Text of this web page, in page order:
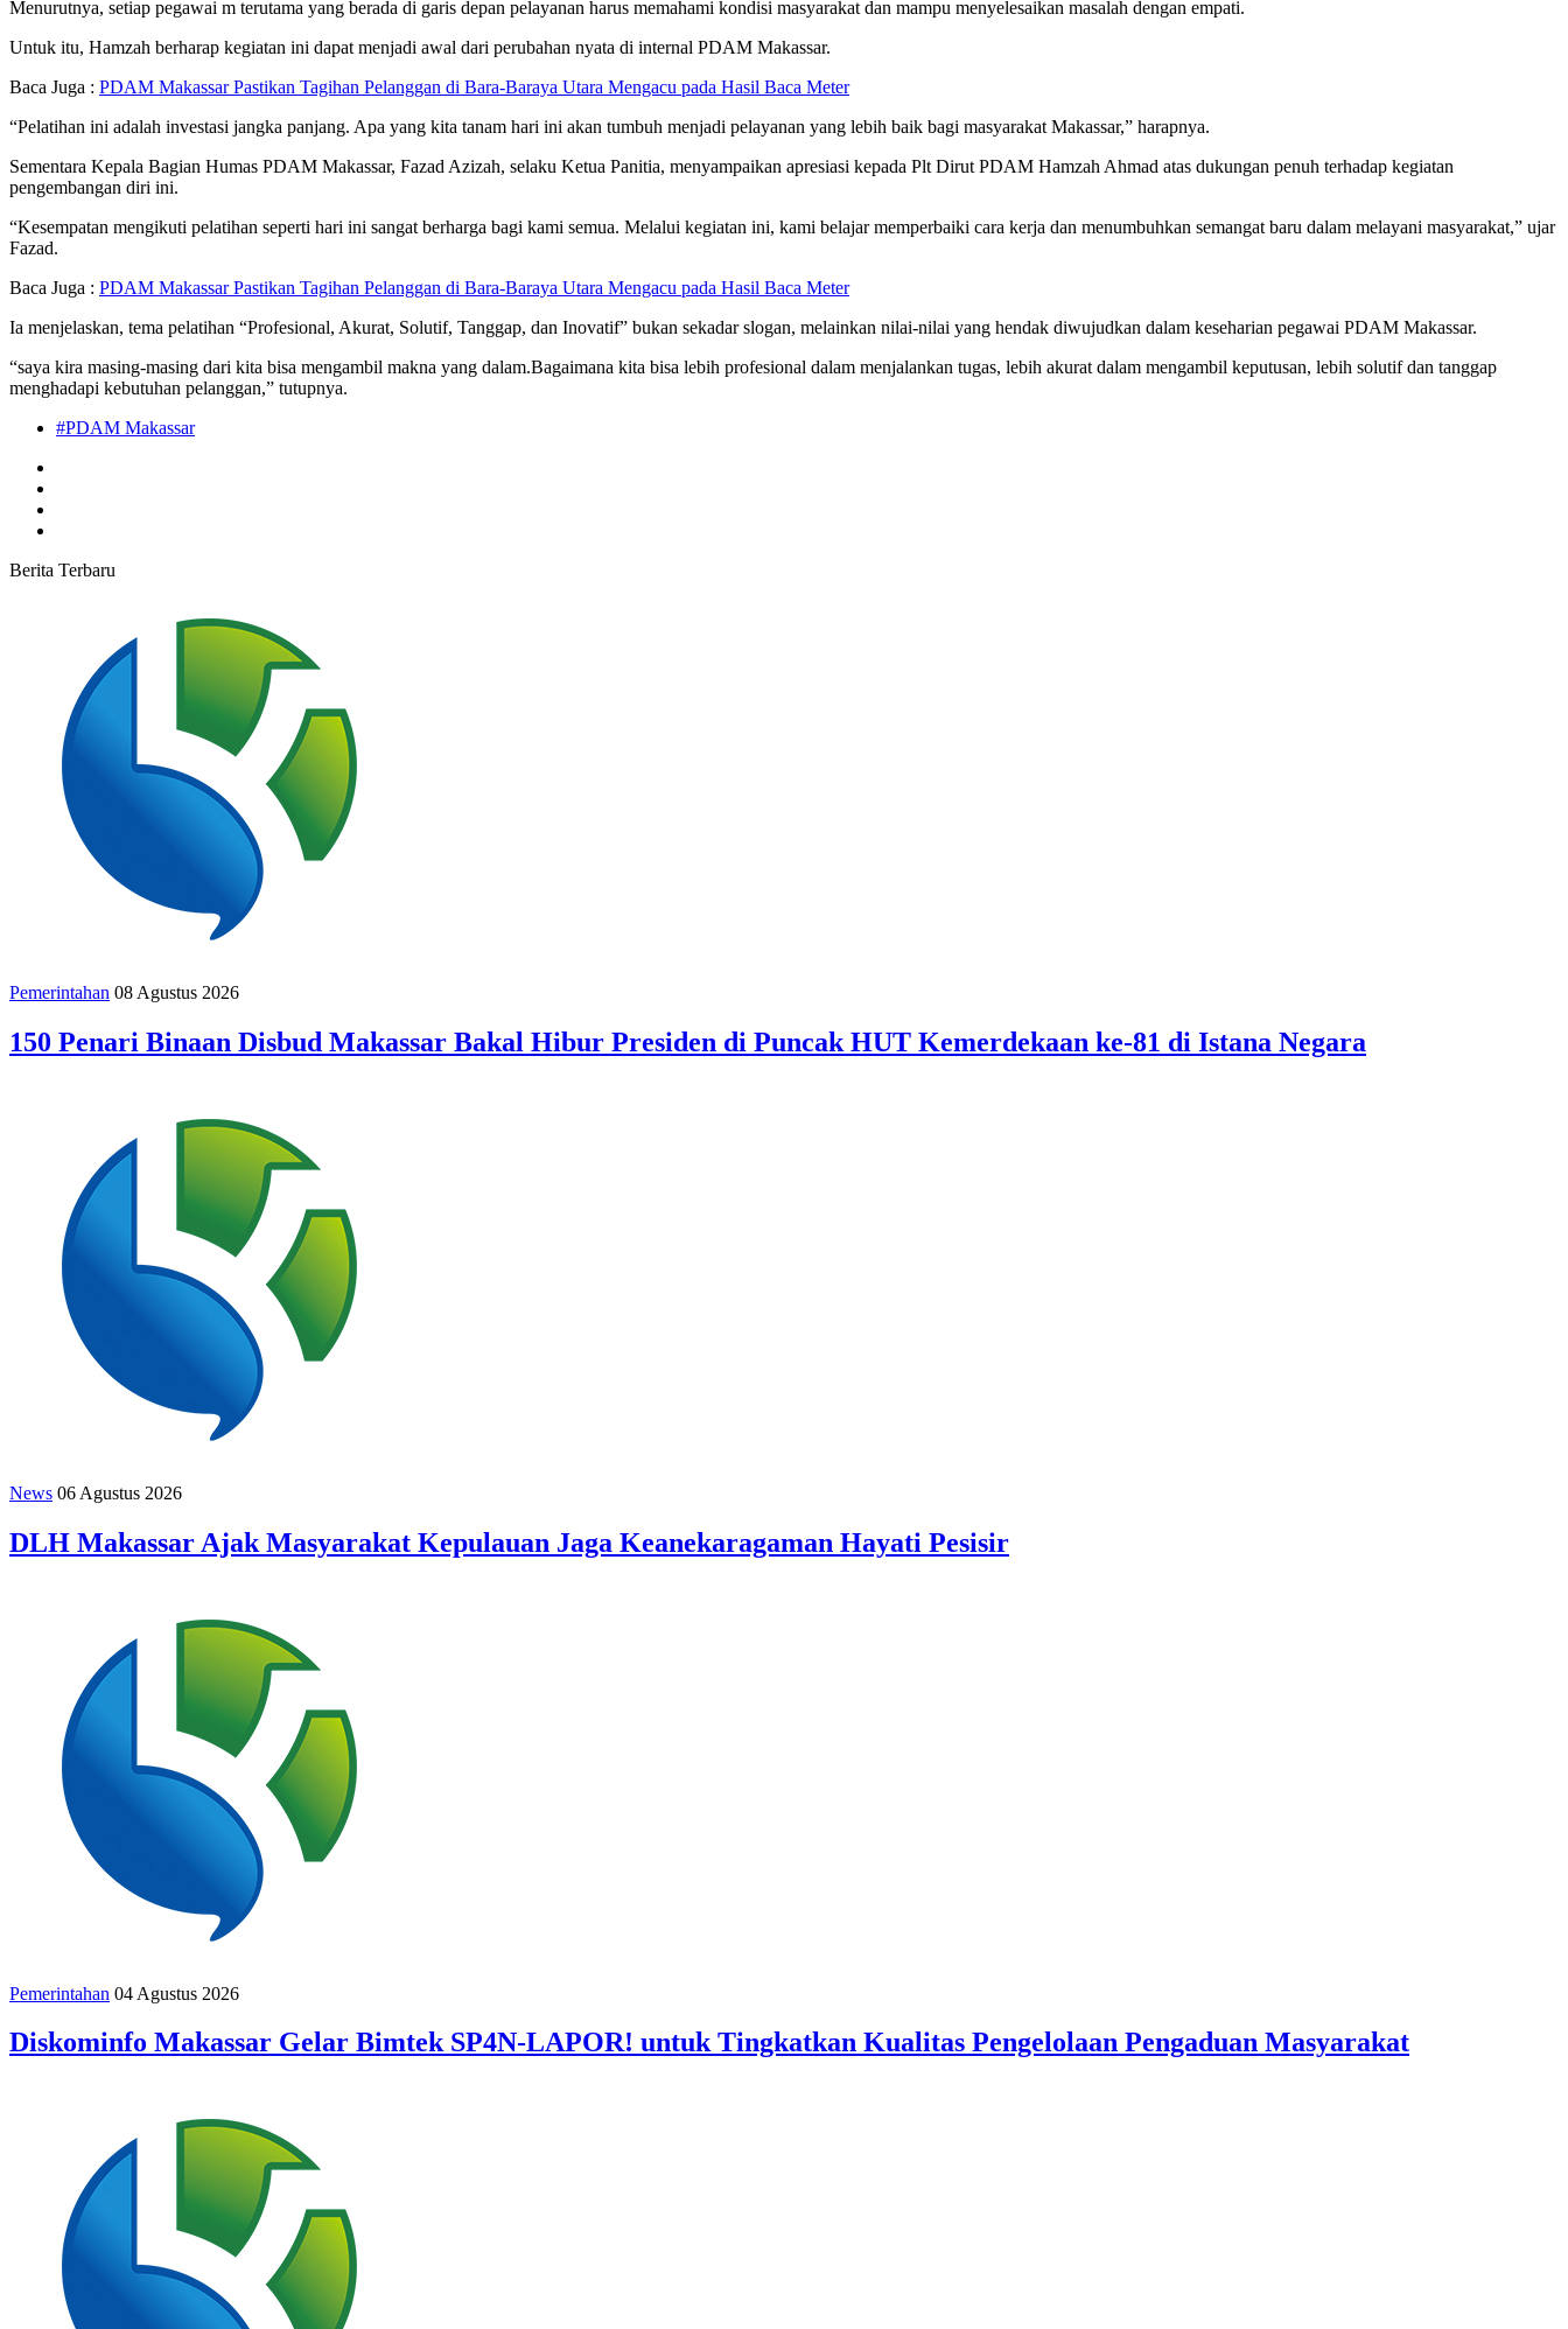
Menurutnya, setiap pegawai m terutama yang berada di garis depan pelayanan harus memahami kondisi masyarakat dan mampu menyelesaikan masalah dengan empati.
Untuk itu, Hamzah berharap kegiatan ini dapat menjadi awal dari perubahan nyata di internal PDAM Makassar.
Baca Juga : PDAM Makassar Pastikan Tagihan Pelanggan di Bara-Baraya Utara Mengacu pada Hasil Baca Meter
“Pelatihan ini adalah investasi jangka panjang. Apa yang kita tanam hari ini akan tumbuh menjadi pelayanan yang lebih baik bagi masyarakat Makassar,” harapnya.
Sementara Kepala Bagian Humas PDAM Makassar, Fazad Azizah, selaku Ketua Panitia, menyampaikan apresiasi kepada Plt Dirut PDAM Hamzah Ahmad atas dukungan penuh terhadap kegiatan
pengembangan diri ini.
“Kesempatan mengikuti pelatihan seperti hari ini sangat berharga bagi kami semua. Melalui kegiatan ini, kami belajar memperbaiki cara kerja dan menumbuhkan semangat baru dalam melayani masyarakat,” ujar
Fazad.
Baca Juga : PDAM Makassar Pastikan Tagihan Pelanggan di Bara-Baraya Utara Mengacu pada Hasil Baca Meter
Ia menjelaskan, tema pelatihan “Profesional, Akurat, Solutif, Tanggap, dan Inovatif” bukan sekadar slogan, melainkan nilai-nilai yang hendak diwujudkan dalam keseharian pegawai PDAM Makassar.
“saya kira masing-masing dari kita bisa mengambil makna yang dalam.Bagaimana kita bisa lebih profesional dalam menjalankan tugas, lebih akurat dalam mengambil keputusan, lebih solutif dan tanggap
menghadapi kebutuhan pelanggan,” tutupnya.
#PDAM Makassar
Berita Terbaru
Pemerintahan 08 Agustus 2026
150 Penari Binaan Disbud Makassar Bakal Hibur Presiden di Puncak HUT Kemerdekaan ke-81 di Istana Negara
News 06 Agustus 2026
DLH Makassar Ajak Masyarakat Kepulauan Jaga Keanekaragaman Hayati Pesisir
Pemerintahan 04 Agustus 2026
Diskominfo Makassar Gelar Bimtek SP4N-LAPOR! untuk Tingkatkan Kualitas Pengelolaan Pengaduan Masyarakat